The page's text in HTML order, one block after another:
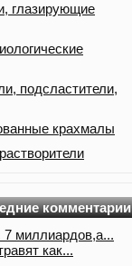
глазирующие
подсластители,
крахмалы
комментарии
7 миллиардов,а...
как...